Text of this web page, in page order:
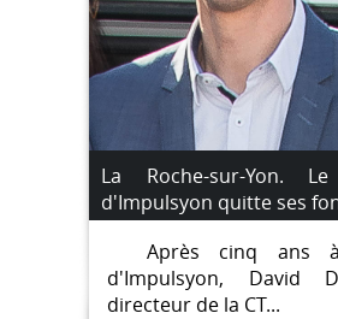
La Roche-sur-Yon.
d'Impulsyon quitte ses
Après cinq ans
d'Impulsyon, David
directeur de la CT...